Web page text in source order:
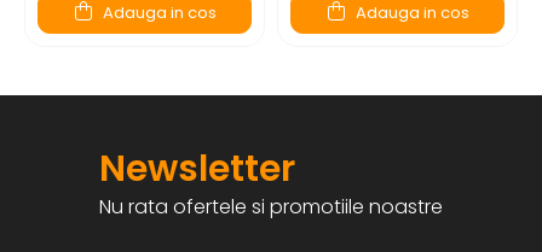
Adauga in cos Adauga in cos
Newsletter
Nu rata ofertele si promotiile noastre